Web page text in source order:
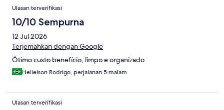
Ulasan terverifikasi
10/10 Sempurna
12 Jul 2026
Terjemahkan dengan Google
Ótimo custo benefício, limpo e organizado
Helielson Rodrigo, perjalanan 5 malam
Ulasan terverifikasi